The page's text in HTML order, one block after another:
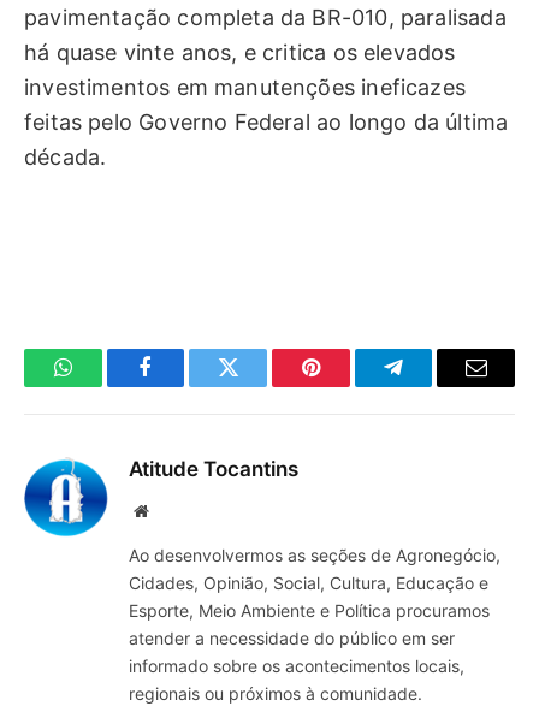
pavimentação completa da BR-010, paralisada
há quase vinte anos, e critica os elevados
investimentos em manutenções ineficazes
feitas pelo Governo Federal ao longo da última
década.
WhatsAppFacebookTwitter Pinterest TelegramaE-
Atitude Tocantins
Site
Ao desenvolvermos as seções de Agronegócio,
Cidades, Opinião, Social, Cultura, Educação e
Esporte, Meio Ambiente e Política procuramos
atender a necessidade do público em ser
informado sobre os acontecimentos locais,
regionais ou próximos à comunidade.